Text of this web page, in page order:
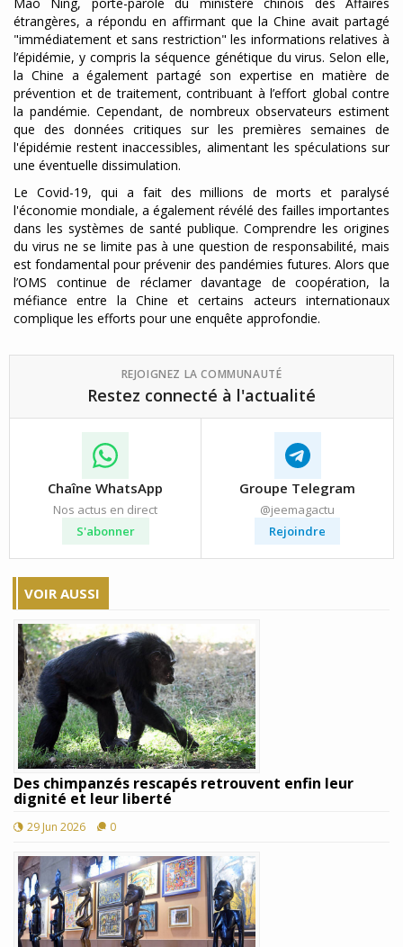
étrangères, a répondu en affirmant que la Chine avait partagé
"immédiatement et sans restriction" les informations relatives à
l’épidémie, y compris la séquence génétique du virus. Selon elle,
la Chine a également partagé son expertise en matière de
prévention et de traitement, contribuant à l’effort global contre
la pandémie. Cependant, de nombreux observateurs estiment
que des données critiques sur les premières semaines de
l'épidémie restent inaccessibles, alimentant les spéculations sur
une éventuelle dissimulation.
Le Covid-19, qui a fait des millions de morts et paralysé
l'économie mondiale, a également révélé des failles importantes
dans les systèmes de santé publique. Comprendre les origines
du virus ne se limite pas à une question de responsabilité, mais
est fondamental pour prévenir des pandémies futures. Alors que
l’OMS continue de réclamer davantage de coopération, la
méfiance entre la Chine et certains acteurs internationaux
complique les efforts pour une enquête approfondie.
REJOIGNEZ LA COMMUNAUTÉ
Restez connecté à l'actualité
Chaîne WhatsApp
Nos actus en direct
S'abonner
Groupe Telegram
@jeemagactu
Rejoindre
VOIR AUSSI
Des chimpanzés rescapés retrouvent enfin leur
dignité et leur liberté
29 Jun 2026 0